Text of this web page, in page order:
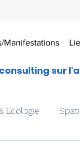
Manifestations
sur
Ecologie